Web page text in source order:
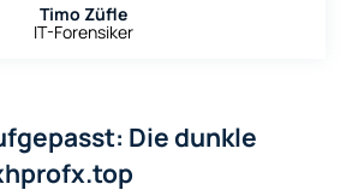
Die dunkle
Timo Züfle
IT-Forensiker